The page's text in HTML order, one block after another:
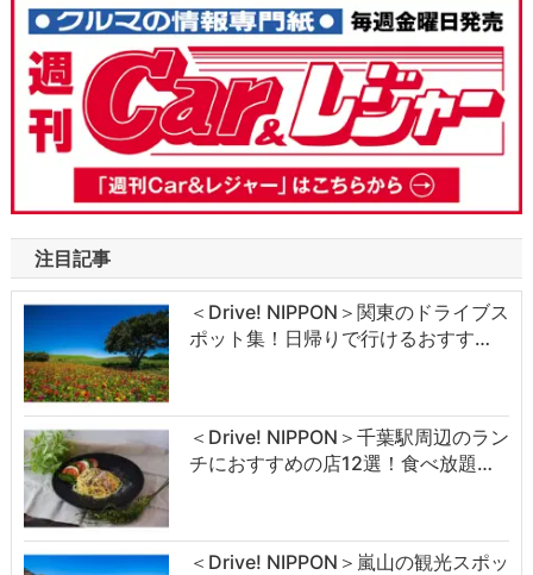
注目記事
＜Drive! NIPPON＞関東のドライブス
ポット集！日帰りで行けるおすす…
＜Drive! NIPPON＞千葉駅周辺のラン
チにおすすめの店12選！食べ放題…
＜Drive! NIPPON＞嵐山の観光スポッ